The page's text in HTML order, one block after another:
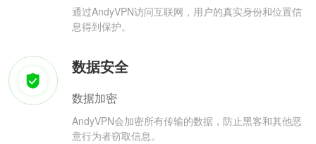
通过AndyVPN访问互联网，用户的真实身份和位置信
息得到保护。
数据安全
数据加密
AndyVPN会加密所有传输的数据，防止黑客和其他恶
意行为者窃取信息。